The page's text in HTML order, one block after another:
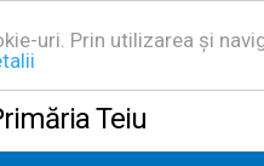
uri. Prin utilizarea și
Teiu